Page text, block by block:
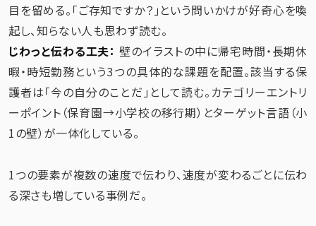
目を留める。「ご存知ですか？」という問いかけが好奇心を喚
起し、知らない人も思わず読む。
じわっと伝わる工夫： 壁のイラストの中に帰宅時間・長期休
暇・時短勤務という3つの具体的な課題を配置。該当する保
護者は「今の自分のことだ」として読む。カテゴリーエントリ
ーポイント（保育園→小学校の移行期）とターゲット言語（小
1の壁）が一体化している。
1つの要素が複数の速度で伝わり、速度が変わるごとに伝わ
る深さも増している事例だ。